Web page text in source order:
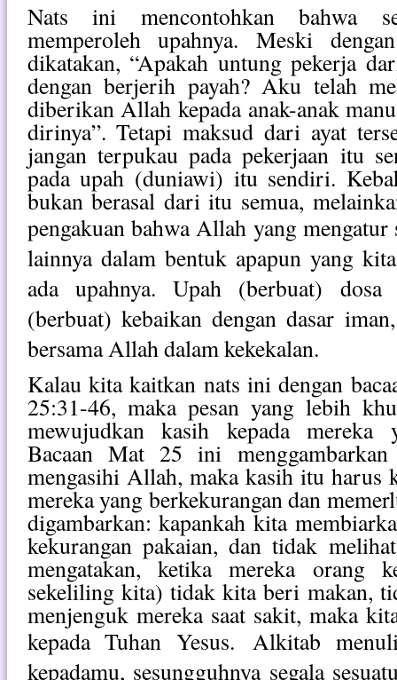
Nats ini mencontohkan bahwa
memperoleh upahnya. Meski
dikatakan, “Apakah untung pekerja
dengan berjerih payah? Aku telah
diberikan Allah kepada anak-anak
dirinya”. Tetapi maksud dari ayat
jangan terpukau pada pekerjaan itu
pada upah (duniawi) itu sendiri.
bukan berasal dari itu semua,
pengakuan bahwa Allah yang
lainnya dalam bentuk apapun yang
ada upahnya. Upah (berbuat)
(berbuat) kebaikan dengan dasar
bersama Allah dalam kekekalan.
Kalau kita kaitkan nats ini dengan
25:31-46, maka pesan yang lebih
mewujudkan kasih kepada mereka
Bacaan Mat 25 ini
mengasihi Allah, maka kasih itu harus
mereka yang berkekurangan dan
digambarkan: kapankah kita
kekurangan pakaian, dan tidak
mengatakan, ketika mereka orang
sekeliling kita) tidak kita beri makan,
menjenguk mereka saat sakit, maka
kepada Tuhan Yesus. Alkitab
kepadamu, sesungguhnya segala